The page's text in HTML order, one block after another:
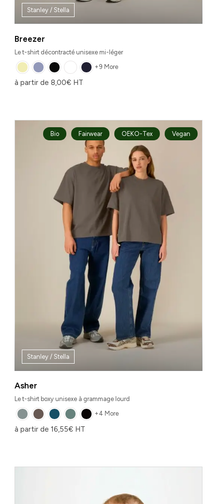
Stanley / Stella
Breezer
Le t-shirt décontracté unisexe mi-léger
+9 More
à partir de 8,00€ HT
Bio Fairwear OEKO-Tex Vegan
Stanley / Stella
Asher
Le t-shirt boxy unisexe à grammage lourd
+4 More
à partir de 16,55€ HT